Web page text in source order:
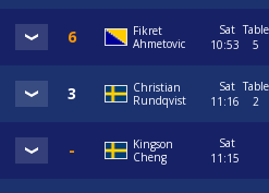
Fikret
Ahmetovic
Sat
10:53
Table
5
Christian
Rundqvist
Sat
11:16
Table
2
Kingson
Cheng
Sat
11:15